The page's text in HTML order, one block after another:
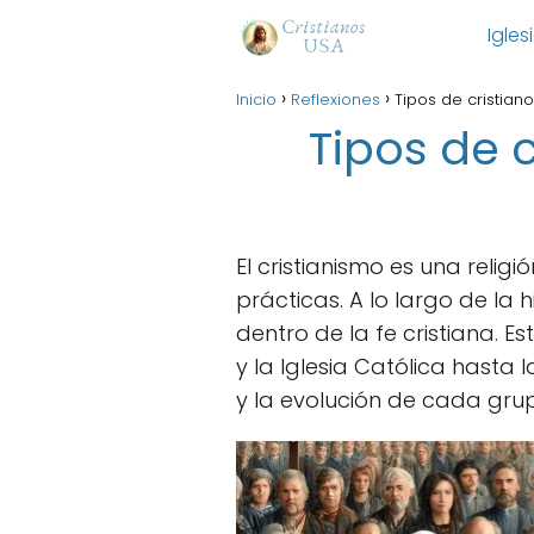
Inicio Reflexiones Tipos de
Tipos de
El cristianismo es una
prácticas. A lo largo de la
dentro de la fe cristiana.
y la Iglesia Católica hasta
y la evolución de cada